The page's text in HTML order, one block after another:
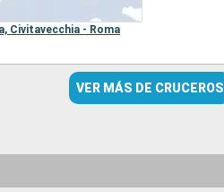
Civitavecchia - Roma
VER MÁS DE CRUCEROS